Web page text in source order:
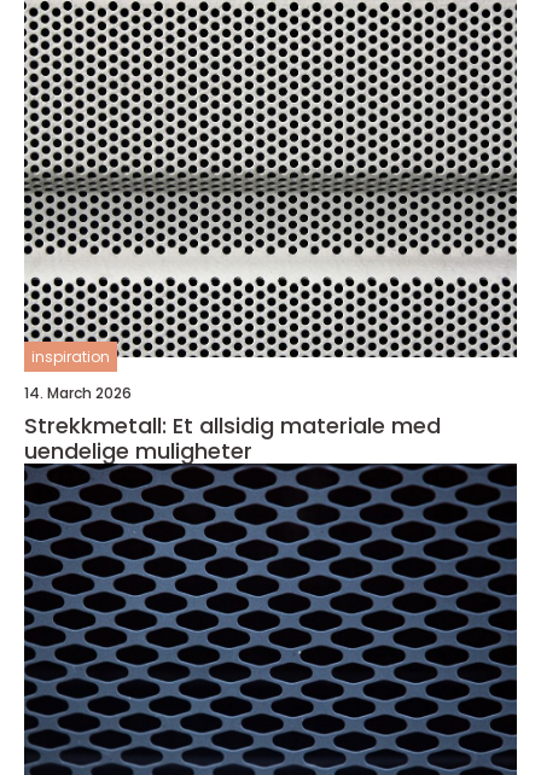
inspiration
14. March 2026
Strekkmetall: Et allsidig materiale med
uendelige muligheter